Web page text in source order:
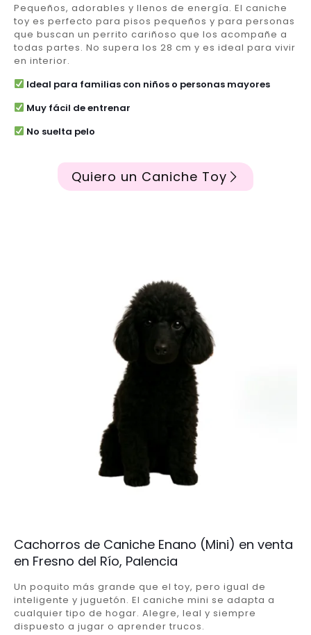
Pequeños, adorables y llenos de energía. El caniche
toy es perfecto para pisos pequeños y para personas
que buscan un perrito cariñoso que los acompañe a
todas partes. No supera los 28 cm y es ideal para vivir
en interior.
Ideal para familias con niños o personas mayores
Muy fácil de entrenar
No suelta pelo
Quiero un Caniche Toy
Cachorros de Caniche Enano (Mini) en venta
en Fresno del Río, Palencia
Un poquito más grande que el toy, pero igual de
inteligente y juguetón. El caniche mini se adapta a
cualquier tipo de hogar. Alegre, leal y siempre
dispuesto a jugar o aprender trucos.